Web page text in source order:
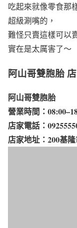
吃起來就像零食那
超級涮嘴的，
難怪只賣這樣可以
實在是太厲害了～
阿山哥雙胞胎
阿山哥雙胞胎
營業時間：
店家電話：
店家地址：200基